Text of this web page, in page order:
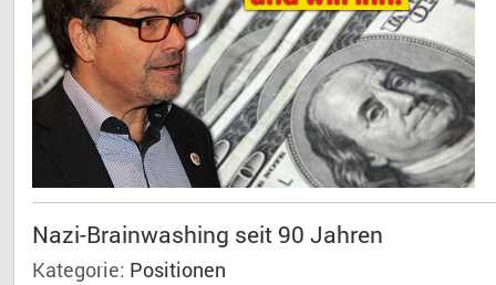
Nazi-Brainwashing seit 90 Jahren
Kategorie: Positionen